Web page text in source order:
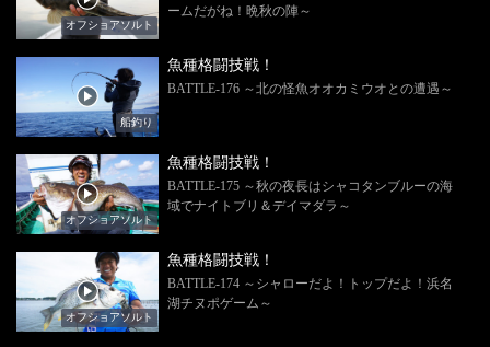
オフショアソルト
ームだがね！晩秋の陣～
船釣り
魚種格闘技戦！
BATTLE-176 ～北の怪魚オオカミウオとの遭遇～
オフショアソルト
魚種格闘技戦！
BATTLE-175 ～秋の夜長はシャコタンブルーの海
域でナイトブリ＆デイマダラ～
オフショアソルト
魚種格闘技戦！
BATTLE-174 ～シャローだよ！トップだよ！浜名
湖チヌポゲーム～